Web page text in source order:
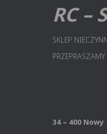
RC –
SKLEP
PRZEPRASZAMY
34 – 400 Nowy